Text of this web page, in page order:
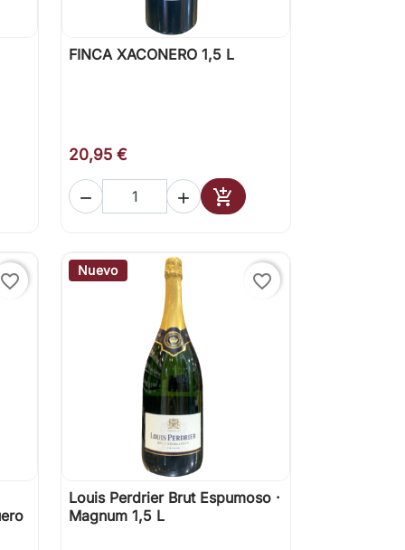
al carrito
 Vista rápida
FINCA XACONERO 1,5 L
20,95 €
  
Añadir al carrito
favorite_border
Nuevo
favorite_border
 Vista rápida
Louis Perdrier Brut Espumoso ·
Magnum 1,5 L